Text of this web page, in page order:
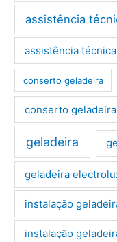
assistência
assistência
conserto geladeira
conserto
geladeira
geladeira
instalação
instalação